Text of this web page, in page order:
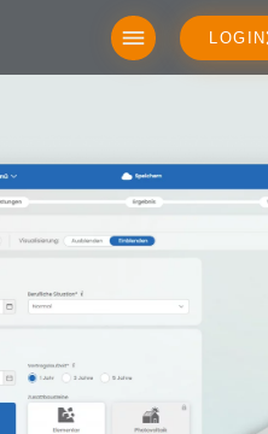
LOGIN